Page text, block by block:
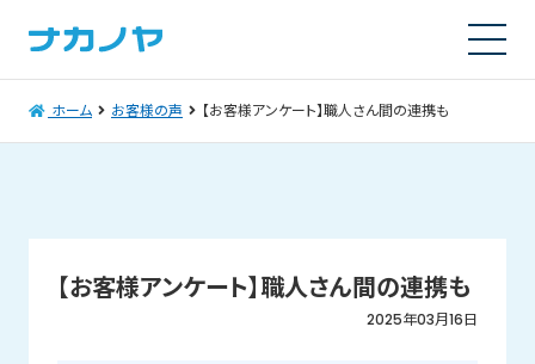
ホーム お客様の声 【お客様アンケート】職人さん間の連携も
【お客様アンケート】職人さん間の連携も
2025年03月16日